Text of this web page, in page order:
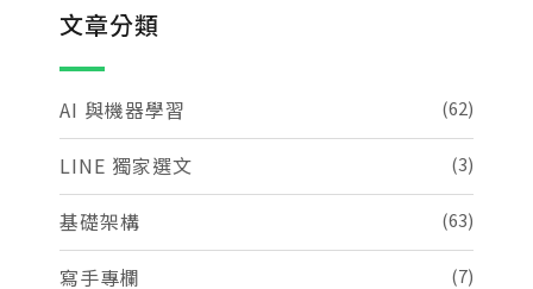
文章分類
AI 與機器學習 (62)
LINE 獨家選文 (3)
基礎架構 (63)
寫手專欄 (7)